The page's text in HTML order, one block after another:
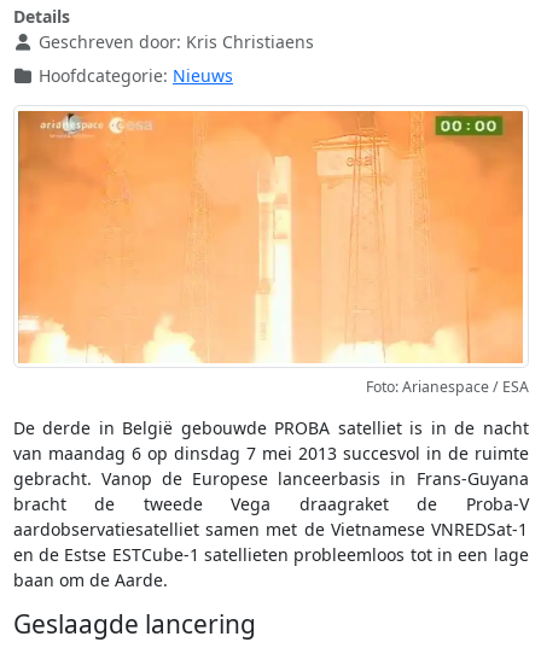
Details
Geschreven door: Kris Christiaens
Hoofdcategorie: Nieuws
Foto: Arianespace / ESA
De derde in België gebouwde PROBA satelliet is in de nacht
van maandag 6 op dinsdag 7 mei 2013 succesvol in de ruimte
gebracht. Vanop de Europese lanceerbasis in Frans-Guyana
bracht de tweede Vega draagraket de Proba-V
aardobservatiesatelliet samen met de Vietnamese VNREDSat-1
en de Estse ESTCube-1 satellieten probleemloos tot in een lage
baan om de Aarde.
Geslaagde lancering